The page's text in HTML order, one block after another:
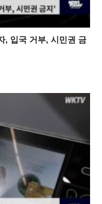
, 입국 거부, 시민권 금